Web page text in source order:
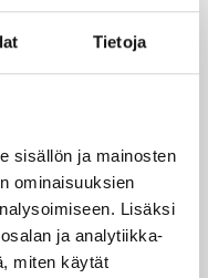
Tietoja
sisällön ja mainosten
ominaisuuksien
Lisäksi
ja analytiikka-
miten käytät
Promogest